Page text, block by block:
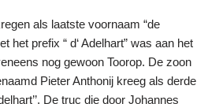
als laatste voornaam “de
het prefix “ d‘ Adelhart” was aan het
nog gewoon Toorop. De zoon
Pieter Anthonij kreeg als derde
De truc die door Johannes